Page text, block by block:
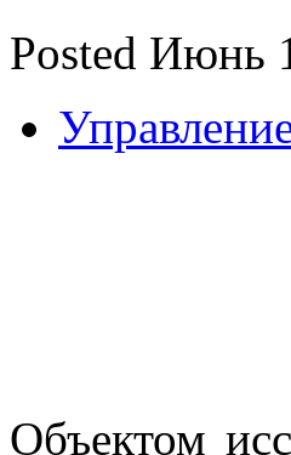
Posted Июнь
Объектом